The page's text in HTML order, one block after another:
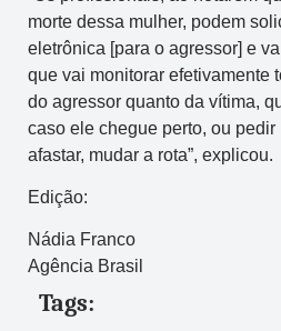
morte dessa mulher, podem
eletrônica [para o agressor] e
que vai monitorar efetivamente
do agressor quanto da vítima,
caso ele chegue perto, ou pedir
afastar, mudar a rota”, explicou.
Edição:
Nádia Franco
Agência Brasil
Tags: